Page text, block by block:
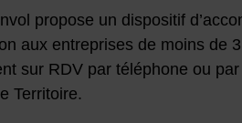
de la fiche
propose un dispositif
aux entreprises de moins de
sur RDV par téléphone ou
Territoire.